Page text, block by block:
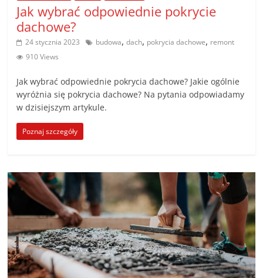
Jak wybrać odpowiednie pokrycie
dachowe?
24 stycznia 2023 budowa,dach, pokrycia dachowe, remont
910 Views
Jak wybrać odpowiednie pokrycia dachowe? Jakie ogólnie
wyróżnia się pokrycia dachowe? Na pytania odpowiadamy
w dzisiejszym artykule.
Poznaj szczegóły